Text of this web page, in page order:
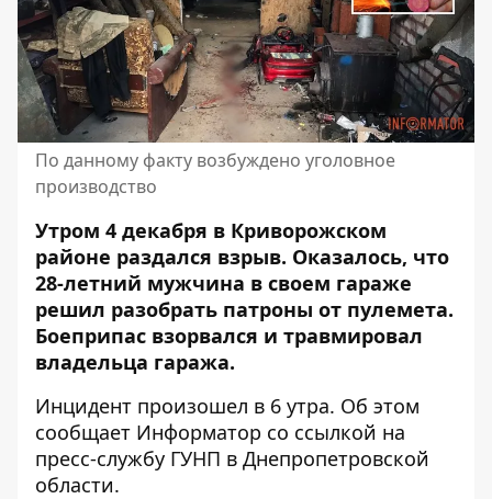
По данному факту возбуждено уголовное
производство
Утром 4 декабря в Криворожском
районе раздался взрыв. Оказалось, что
28-летний мужчина в своем гараже
решил разобрать патроны от пулемета.
Боеприпас взорвался и травмировал
владельца гаража.
Инцидент произошел в 6 утра. Об этом
сообщает Информатор со ссылкой на
пресс-службу ГУНП в Днепропетровской
области.